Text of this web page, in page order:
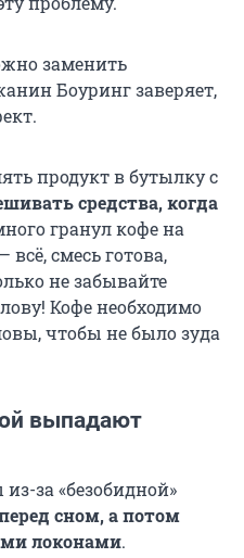
заменить
Боуринг заверяет,
продукт в бутылку с
средства, когда
гранул кофе на
смесь готова,
не забывайте
Кофе необходимо
чтобы не было зуда
выпадают
за «безобидной»
сном, а потом
локонами.